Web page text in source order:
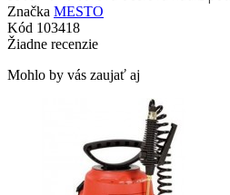
Značka MESTO
Kód 103418
Žiadne recenzie
Mohlo by vás zaujať aj